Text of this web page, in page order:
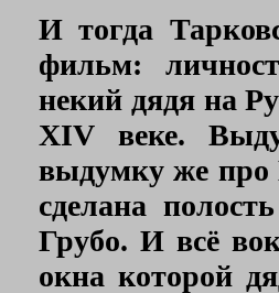
И тогда
фильм:
некий дядя на
XIV веке.
выдумку же про
сделана
Грубо. И всё
окна которой